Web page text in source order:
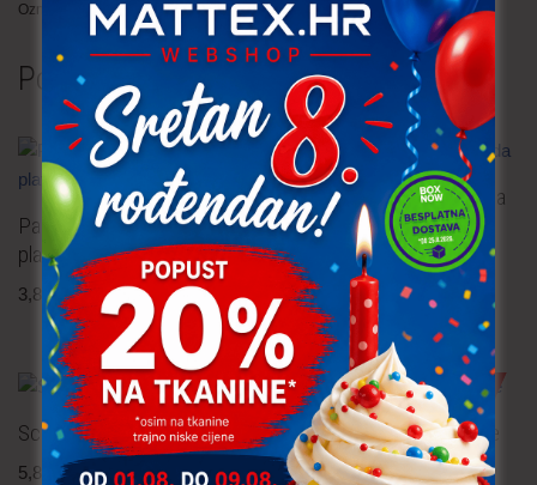
Oznaka: cvijeće
Povezani proizvodi
Pamučna tkanina – cvijeće
plava 0.40 m
3,80€ uključ. PDV po metru
NOVO!
Pamučna tkanina – lavanda
4,30€ uključ. PDV po metru
Scuba
5,80 € uključ. PDV po metru
TRAJNO NISKA CIJENA!
Viskozna tkanina – cvijeće
2,30€ uključ. PDV po metru